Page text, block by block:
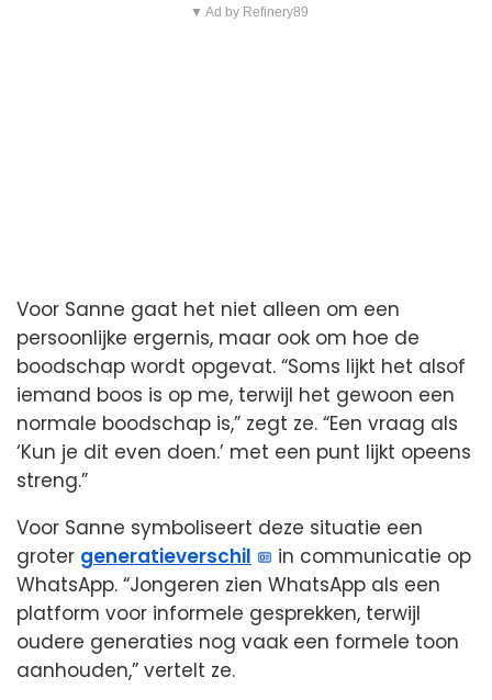
▼ Ad by Refinery89
Voor Sanne gaat het niet alleen om een
persoonlijke ergernis, maar ook om hoe de
boodschap wordt opgevat. “Soms lijkt het alsof
iemand boos is op me, terwijl het gewoon een
normale boodschap is,” zegt ze. “Een vraag als
‘Kun je dit even doen.’ met een punt lijkt opeens
streng.”
Voor Sanne symboliseert deze situatie een
groter generatieverschil
in communicatie op
WhatsApp. “Jongeren zien WhatsApp als een
platform voor informele gesprekken, terwijl
oudere generaties nog vaak een formele toon
aanhouden,” vertelt ze.